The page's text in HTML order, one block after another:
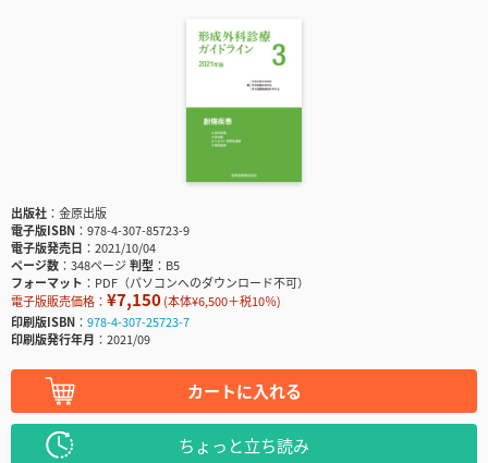
出版社
金原出版
電子版ISBN
978-4-307-85723-9
電子版発売日
2021/10/04
ページ数
348ページ判型
B5
フォーマット
PDF（パソコンへのダウンロード不可）
電子版販売価格： ¥7,150(本体¥6,500＋税10％)
印刷版ISBN
978-4-307-25723-7
印刷版発行年月
2021/09
カートに入れる
ちょっと立ち読み